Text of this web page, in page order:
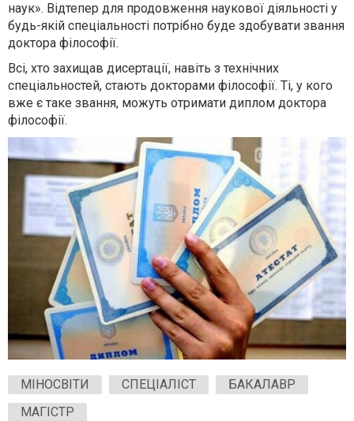
наук». Відтепер для продовження наукової діяльності у
будь-якій спеціальності потрібно буде здобувати звання
доктора філософії.
Всі, хто захищав дисертації, навіть з технічних
спеціальностей, стають докторами філософії. Ті, у кого
вже є таке звання, можуть отримати диплом доктора
філософії.
МІНОСВІТИ СПЕЦІАЛІСТ
БАКАЛАВР
МАГІСТР